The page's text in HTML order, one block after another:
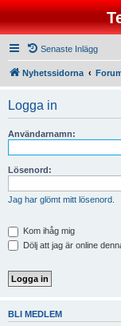
Senaste Inlägg
Nyhetssidorna
Logga in
Användarnamn:
Lösenord:
Jag har glömt mitt lösenord.
Kom ihåg mig
Dölj att jag är online
BLI MEDLEM